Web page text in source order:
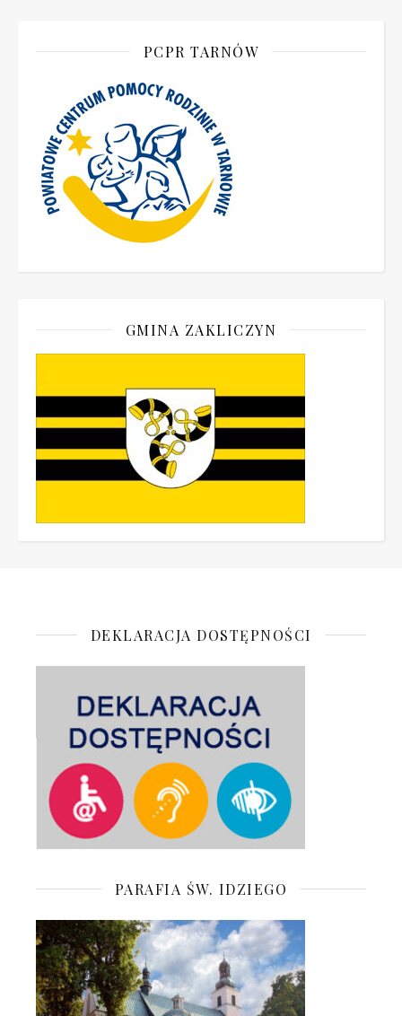
PCPR TARNÓW
GMINA ZAKLICZYN
DEKLARACJA DOSTĘPNOŚCI
PARAFIA ŚW. IDZIEGO